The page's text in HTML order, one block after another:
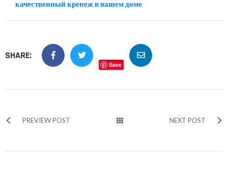
качественный крепеж в вашем доме
SHARE:
Save
PREVIEW POST NEXT POST